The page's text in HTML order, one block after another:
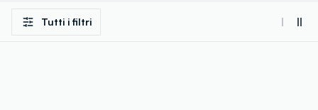
Tutti i filtri